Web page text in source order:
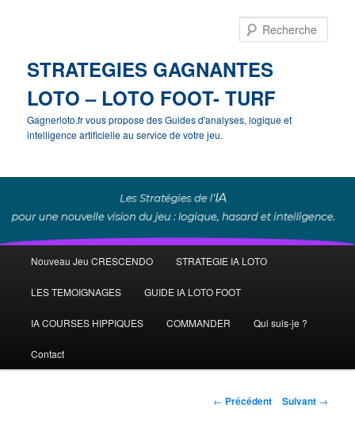
STRATEGIES GAGNANTES
LOTO – LOTO FOOT- TURF
Gagnerloto.fr vous propose des Guides d'analyses, logique et
intelligence artificielle au service de votre jeu.
principal
Aller
au
contenu
Nouveau Jeu CRESCENDO STRATEGIE IA LOTO
LES TEMOIGNAGES GUIDE IA LOTO FOOT
IA COURSES HIPPIQUES COMMANDER Qui suis-je ?
Contact
Navigation
← Précédent Suivant →